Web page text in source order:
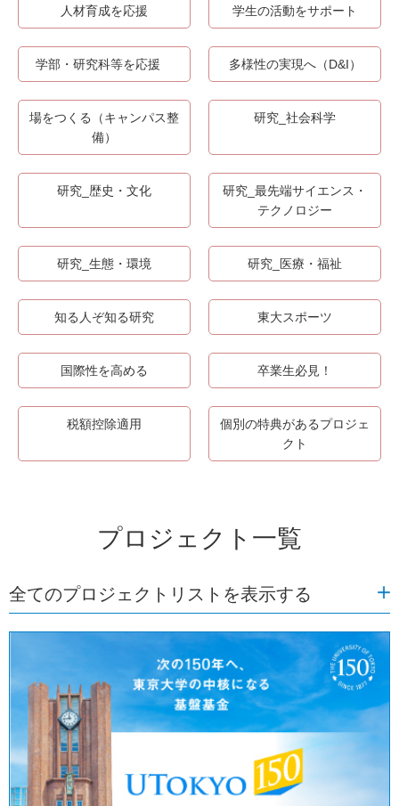
人材育成を応援 学生の活動をサポート
学部・研究科等を応援 多様性の実現へ（D&I）
場をつくる（キャンパス整
備）
研究_社会科学
研究_歴史・文化
研究_最先端サイエンス・
テクノロジー
研究_生態・環境 研究_医療・福祉
知る人ぞ知る研究 東大スポーツ
国際性を高める 卒業生必見！
税額控除適用
個別の特典があるプロジェ
クト
プロジェクト一覧
全てのプロジェクトリストを表示する